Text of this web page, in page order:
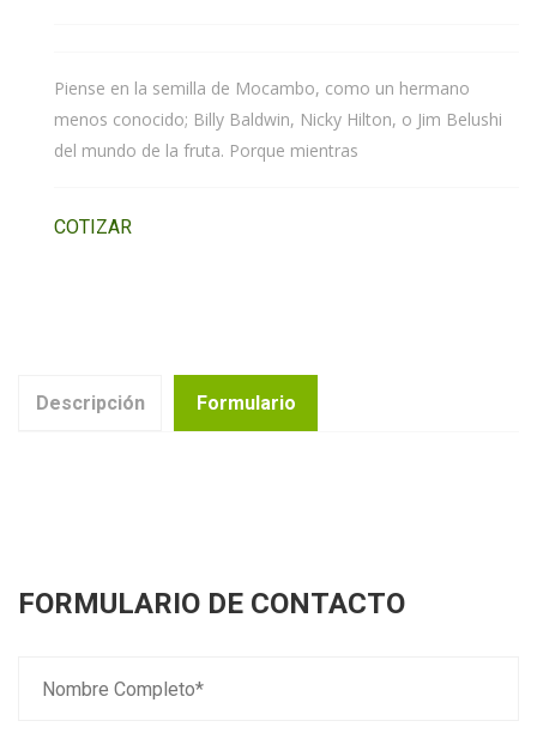
Piense en la semilla de Mocambo, como un hermano
menos conocido; Billy Baldwin, Nicky Hilton, o Jim Belushi
del mundo de la fruta. Porque mientras
COTIZAR
Descripción Formulario
FORMULARIO DE CONTACTO